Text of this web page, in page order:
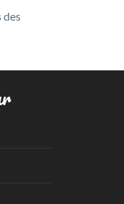
des